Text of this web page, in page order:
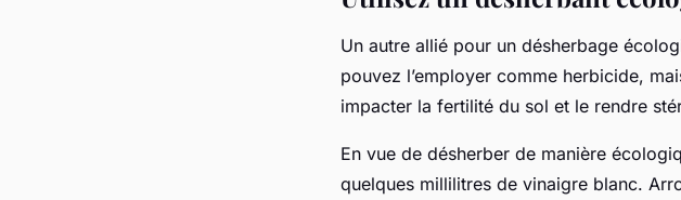
Un autre allié pour un désherbage
pouvez l’employer comme herbicide,
impacter la fertilité du sol et le rendre
En vue de désherber de manière
quelques millilitres de vinaigre blanc.